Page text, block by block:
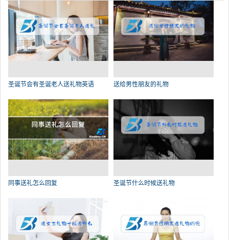
圣诞节会有圣诞老人送礼物英语 送给男性朋友的礼物
同事送礼怎么回复 圣诞节什么时候送礼物